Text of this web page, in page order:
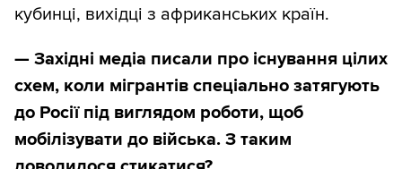
кубинці, вихідці з африканських країн.
— Західні медіа писали про існування цілих
схем, коли мігрантів спеціально затягують
до Росії під виглядом роботи, щоб
мобілізувати до війська. З таким